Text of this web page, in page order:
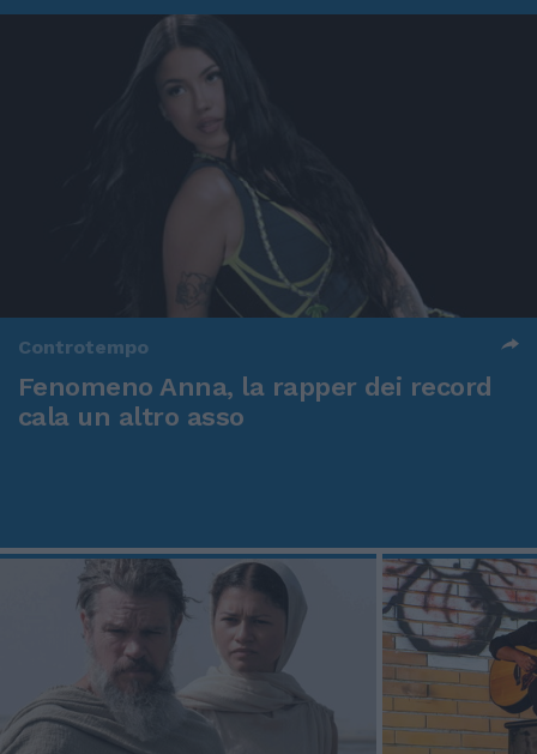
Controtempo
Fenomeno Anna, la rapper dei record
cala un altro asso